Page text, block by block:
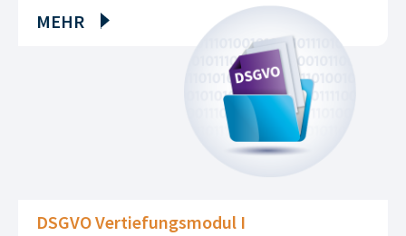
MEHR
DSGVO Vertiefungsmodul I